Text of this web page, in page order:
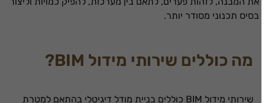
בסיס תכנוני מסודר יותר.
מה כוללים שירותי מידול BIM?
שירותי מידול BIM כוללים בניית מודל דיגיטלי בהתאם למטרת